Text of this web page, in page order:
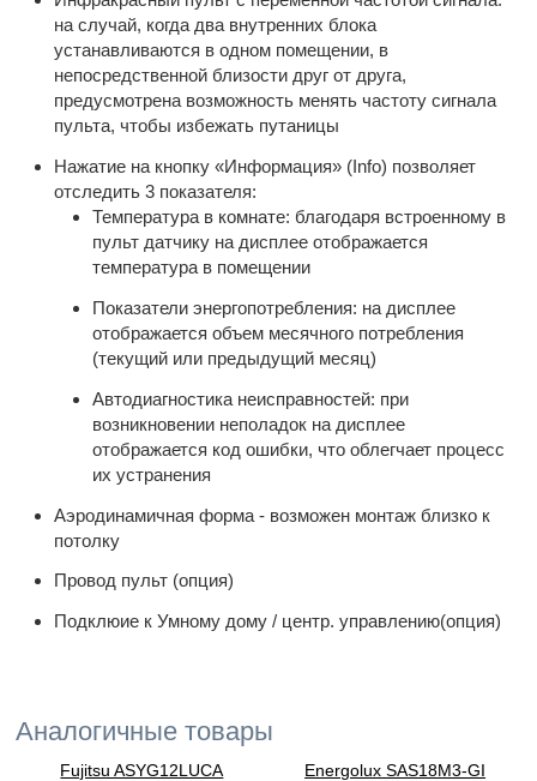
на случай, когда два внутренних блока
устанавливаются в одном помещении, в
непосредственной близости друг от друга,
предусмотрена возможность менять частоту сигнала
пульта, чтобы избежать путаницы
Нажатие на кнопку «Информация» (Info) позволяет
отследить 3 показателя:
Температура в комнате: благодаря встроенному в
пульт датчику на дисплее отображается
температура в помещении
Показатели энергопотребления: на дисплее
отображается объем месячного потребления
(текущий или предыдущий месяц)
Автодиагностика неисправностей: при
возникновении неполадок на дисплее
отображается код ошибки, что облегчает процесс
их устранения
Аэродинамичная форма - возможен монтаж близко к
потолку
Провод пульт (опция)
Подклюие к Умному дому / центр. управлению(опция)
Аналогичные товары
Fujitsu ASYG12LUCA Energolux SAS18M3-GI